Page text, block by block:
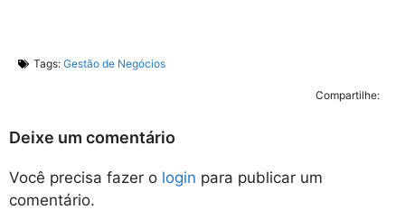
Tags: Gestão de Negócios
Compartilhe:
Deixe um comentário
Você precisa fazer o login para publicar um
comentário.